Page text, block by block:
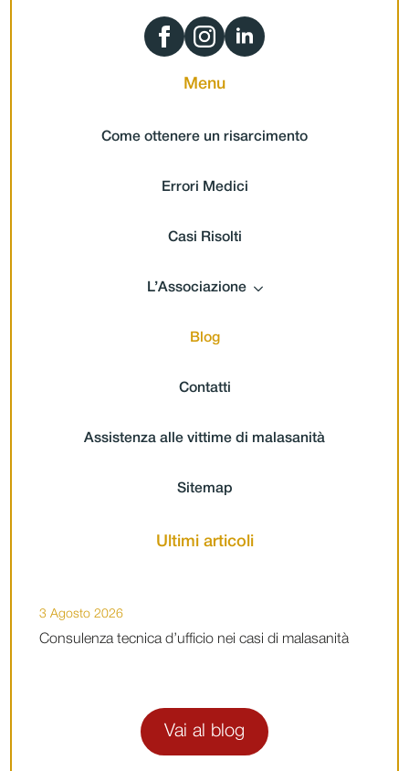
Menu
Come ottenere un risarcimento
Errori Medici
Casi Risolti
L’Associazione
Blog
Contatti
Assistenza alle vittime di malasanità
Sitemap
Ultimi articoli
Consulenza tecnica d’ufficio nei casi di malasanità
3 Agosto 2026
Vai al blog